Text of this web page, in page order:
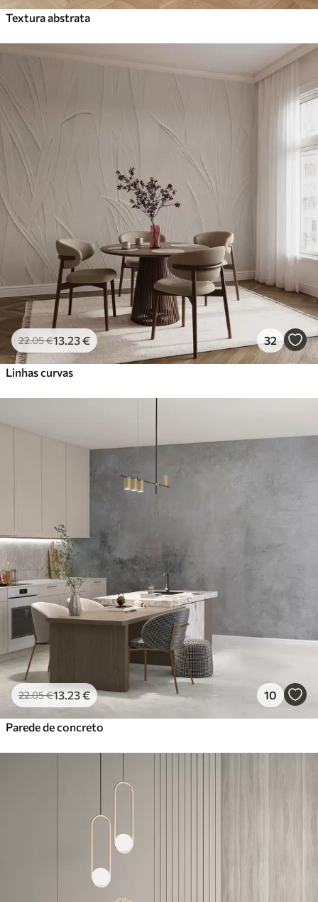
Textura abstrata
22.05€13 .23€ 32
Linhas curvas
22.05€13 .23€ 10
Parede de concreto